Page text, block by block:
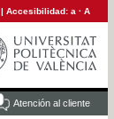
| Accesibilidad: a · A
Atención al cliente